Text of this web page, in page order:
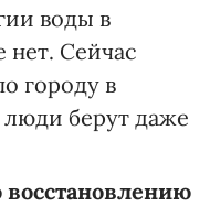
воды в
Сейчас
городу в
берут даже
восстановлению